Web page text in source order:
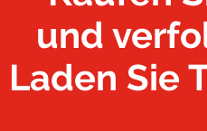
und
Laden Sie